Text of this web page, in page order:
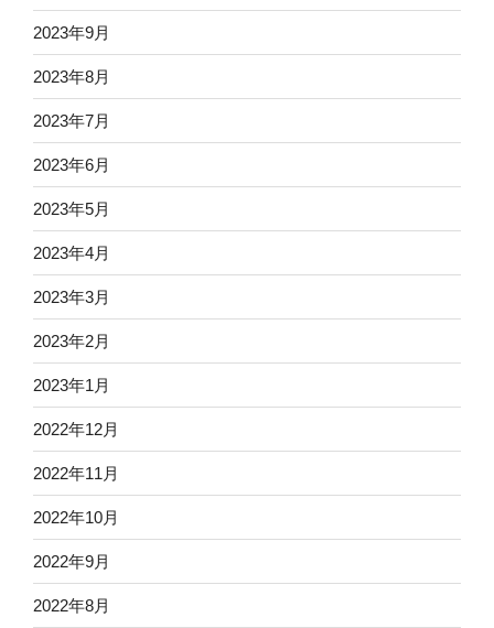
2023年9月
2023年8月
2023年7月
2023年6月
2023年5月
2023年4月
2023年3月
2023年2月
2023年1月
2022年12月
2022年11月
2022年10月
2022年9月
2022年8月